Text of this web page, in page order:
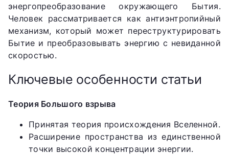
энергопреобразование окружающего Бытия.
Человек рассматривается как антиэнтропийный
механизм, который может переструктурировать
Бытие и преобразовывать энергию с невиданной
скоростью.
Ключевые особенности статьи
Теория Большого взрыва
Принятая теория происхождения Вселенной.
Расширение пространства из единственной
точки высокой концентрации энергии.